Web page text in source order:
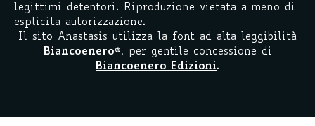
legittimi detentori. Riproduzione vietata a meno di
esplicita autorizzazione.
Il sito Anastasis utilizza la font ad alta leggibilità
Biancoenero®, per gentile concessione di
Biancoenero Edizioni.